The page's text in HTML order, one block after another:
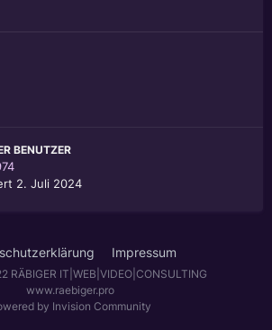
BENUTZER
2. Juli 2024
Impressum
RÄBIGER IT|WEB|VIDEO|CONSULTING
www.raebiger.pro
by Invision Community